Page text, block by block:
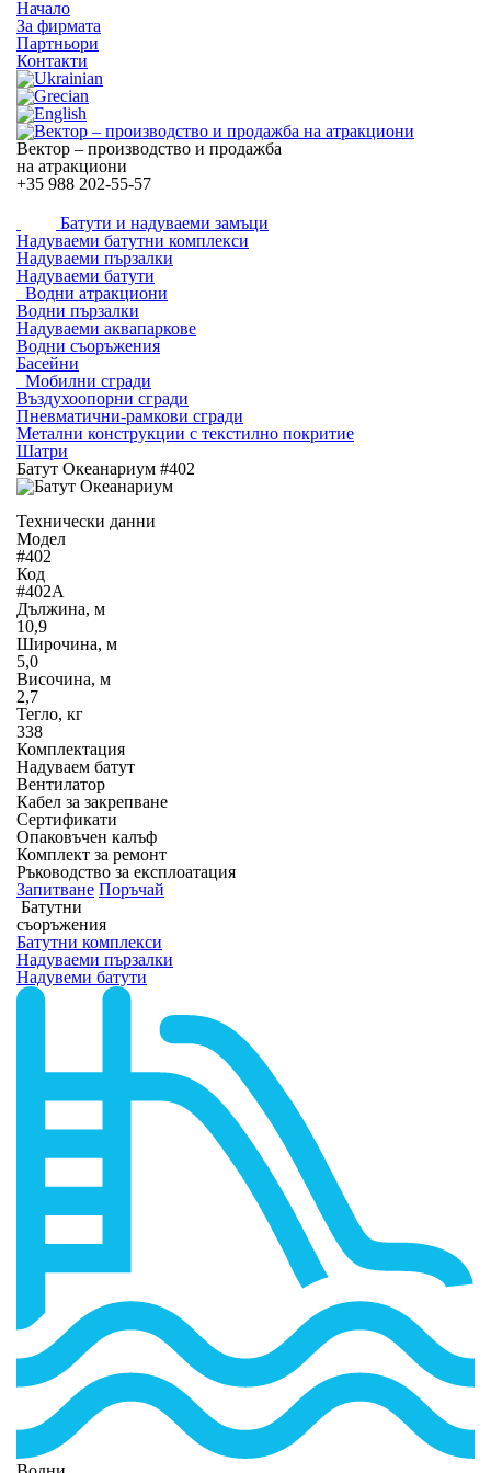
Начало
За фирмата
Партньори
Контакти
Вектор – производство и продажба
на атракциони
+35 988 202-55-57
Батути и надуваеми замъци
Надуваеми батутни комплекси
Надуваеми пързалки
Надуваеми батути
Водни атракциони
Водни пързалки
Надуваеми аквапаркове
Водни съоръжения
Басейни
Мобилни сгради
Въздухоопорни сгради
Пневматични-рамкови сгради
Метални конструкции с текстилно покритие
Шатри
Батут Океанариум #402
Технически данни
Модел
#402
Код
#402A
Дължина, м
10,9
Широчина, м
5,0
Височина, м
2,7
Тегло, кг
338
Комплектация
Надуваем батут
Вентилатор
Кабел за закрепване
Сертификати
Опаковъчен калъф
Комплект за ремонт
Ръководство за експлоатация
Запитване Поръчай
Батутни
съоръжения
Батутни комплекси
Надуваеми пързалки
Надувеми батути